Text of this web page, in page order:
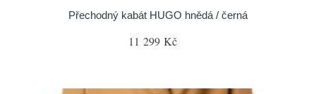
Přechodný kabát HUGO hnědá / černá
11 299 Kč